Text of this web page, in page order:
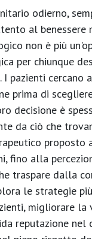
odierno,
al benessere
non è più
per chiunque
I pazienti cercano
prima di
decisione è
da ciò che
proposto
fino alla
traspare dalla
le strategie
migliorare la
reputazione nel